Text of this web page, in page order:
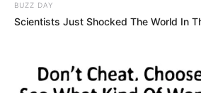
BUZZ DAY
Scientists Just Shocked The World In